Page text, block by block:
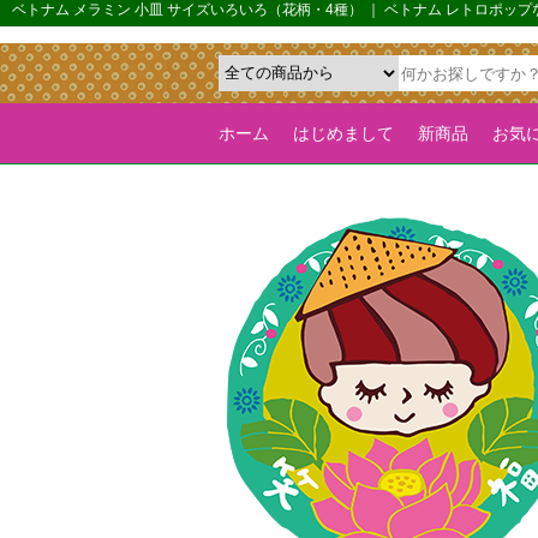
{*カルーセル機能を全ページで有効化するためのフラグ*}>
ベトナム メラミン 小皿 サイズいろいろ（花柄・4種） ｜ ベトナム レトロポッ
ホーム はじめまして 新商品 お気